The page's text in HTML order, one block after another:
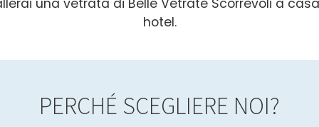
hotel.
PERCHÉ SCEGLIERE NOI?